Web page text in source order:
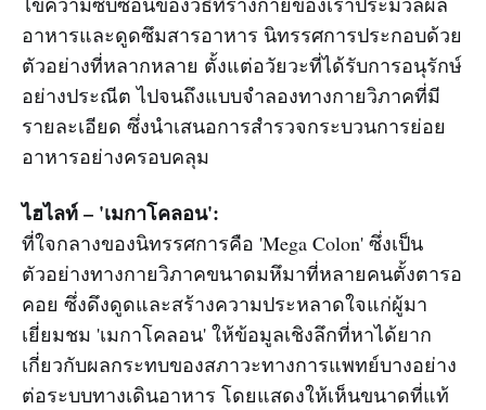
อาหารและดูดซึมสารอาหาร นิทรรศการประกอบด้วย
ตัวอย่างที่หลากหลาย ตั้งแต่อวัยวะที่ได้รับการอนุรักษ์
อย่างประณีต ไปจนถึงแบบจำลองทางกายวิภาคที่มี
รายละเอียด ซึ่งนำเสนอการสำรวจกระบวนการย่อย
อาหารอย่างครอบคลุม
ไฮไลท์ – 'เมกาโคลอน':
ที่ใจกลางของนิทรรศการคือ 'Mega Colon' ซึ่งเป็น
ตัวอย่างทางกายวิภาคขนาดมหึมาที่หลายคนตั้งตารอ
คอย ซึ่งดึงดูดและสร้างความประหลาดใจแก่ผู้มา
เยี่ยมชม 'เมกาโคลอน' ให้ข้อมูลเชิงลึกที่หาได้ยาก
เกี่ยวกับผลกระทบของสภาวะทางการแพทย์บางอย่าง
ต่อระบบทางเดินอาหาร โดยแสดงให้เห็นขนาดที่แท้